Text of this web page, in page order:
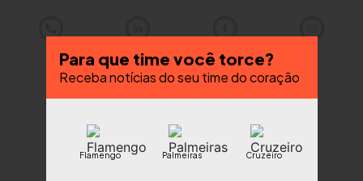
Para que time você torce?
Receba notícias do seu time do coração
Flamengo Palmeiras Cruzeiro